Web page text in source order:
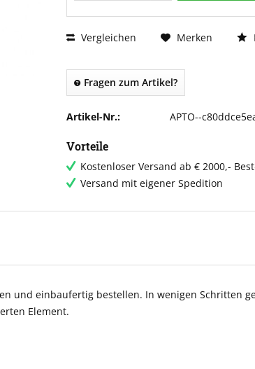
Vergleichen Merken
Fragen zum Artikel?
Artikel-Nr.: APTO--
Vorteile
Kostenloser Versand ab € 2000,-
Versand mit eigener Spedition
und einbaufertig bestellen. In wenigen Schritten
Element.